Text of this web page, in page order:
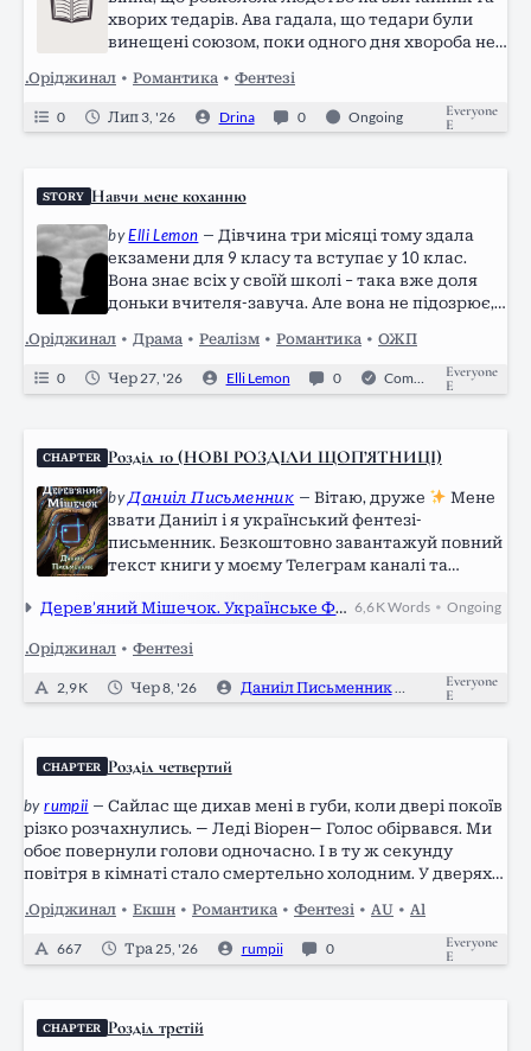
хворих тедарів. Ава гадала, що тедари були
винещені союзом, поки одного дня хвороба не
.Оріджинал • Романтика • Фентезі
0 Лип 3, '26 Drina 0 Ongoing
Everyone
E
STORY Навчи мене коханню
byElli Lemon — Дівчина три місяці тому здала
екзамени для 9 класу та вступає у 10 клас.
Вона знає всіх у своїй школі – така вже доля
доньки вчителя-завуча. Але вона не підозрює,
обійми…
.Оріджинал • Драма • Реалізм • Романтика • ОЖП
0 Чер 27, '26 Elli Lemon 0 Completed
Everyone
E
CHAPTER Розділ 10 (НОВІ РОЗДІЛИ ЩОП’ЯТНИЦІ)
byДаниіл Письменник — Вітаю, друже
Мене
звати Даниіл і я український фентезі-
письменник. Безкоштовно завантажуй повний
текст книги у моєму Телеграм каналі та
новинками, слухай аудіокнигу та підтримуй:
https://linktr.ee/danyil_writer Donatello:…
Дерев’яний Мішечок. Українське Фентезі 6,6 KWords •Ongoing
.Оріджинал • Фентезі
2,9 K Чер 8, '26 Даниіл Письменник
Everyone
E
CHAPTER Розділ четвертий
byrumpii — Сайлас ще дихав мені в губи, коли двері покоїв
різко розчахнулись. — Леді Віорен— Голос обірвався. Ми
обоє повернули голови одночасно. І в ту ж секунду
повітря в кімнаті стало смертельно холодним. У дверях
убити нас…
.Оріджинал • Екшн • Романтика • Фентезі • AU • Al
667 Тра 25, '26 rumpii 0
Everyone
E
CHAPTER Розділ третій